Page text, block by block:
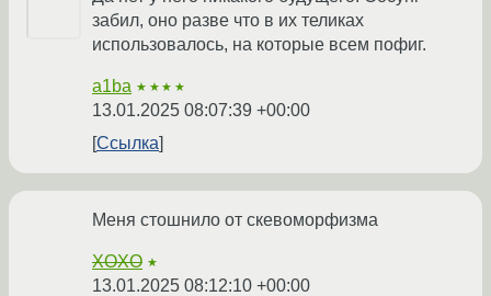
забил, оно разве что в их теликах
использовалось, на которые всем пофиг.
a1ba ★★★★
13.01.2025 08:07:39 +00:00
Ссылка
Меня стошнило от скевоморфизма
XOXO ★
13.01.2025 08:12:10 +00:00